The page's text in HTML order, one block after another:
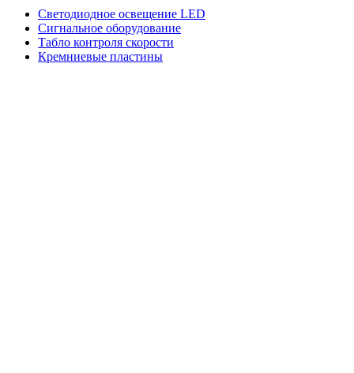
Светодиодное освещение LED
Сигнальное оборудование
Табло контроля скорости
Кремниевые пластины